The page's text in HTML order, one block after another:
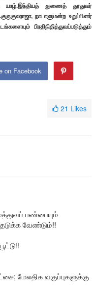
யாழ்.இந்தியத் துணைத் தூதுவர்
நாடாளுமன்ற உறுப்பினர்
பிரதிநிதித்துவப்படுத்தும்
on Facebook
21 Likes
பண்பையும்
வேண்டும்!!
மேலதிக வகுப்புகளுக்கு